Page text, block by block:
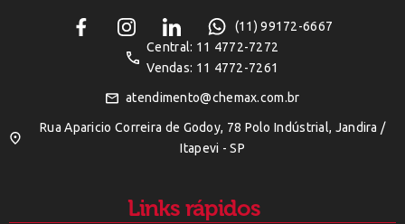
(11) 99172-6667
Central: 11 4772-7272
Vendas: 11 4772-7261
atendimento@chemax.com.br
Rua Aparicio Correira de Godoy, 78 Polo Indústrial, Jandira /
Itapevi - SP
Links rápidos